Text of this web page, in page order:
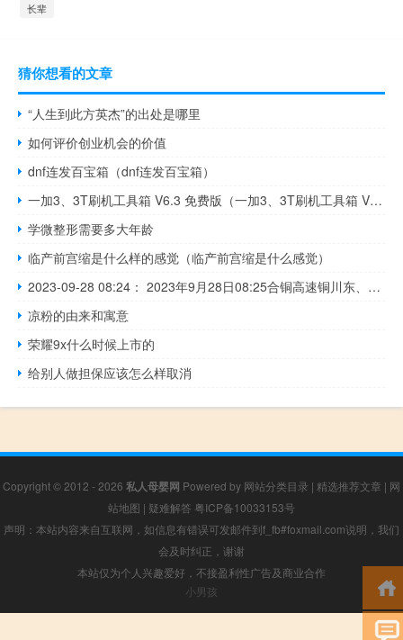
长辈
猜你想看的文章
“人生到此方英杰”的出处是哪里
如何评价创业机会的价值
dnf连发百宝箱（dnf连发百宝箱）
一加3、3T刷机工具箱 V6.3 免费版（一加3、3T刷机工具箱 V6.3 免费版功能简介）
学微整形需要多大年龄
临产前宫缩是什么样的感觉（临产前宫缩是什么感觉）
2023-09-28 08:24： 2023年9月28日08:25合铜高速铜川东、王益经开区收费站入口恢复正常通行。 ​​​
凉粉的由来和寓意
荣耀9x什么时候上市的
给别人做担保应该怎么样取消
Copyright © 2012 - 2026 私人母婴网 Powered by 网站分类目录 | 精选推荐文章 | 网
站地图 | 疑难解答 粤ICP备10033153号
声明：本站内容来自互联网，如信息有错误可发邮件到f_fb#foxmail.com说明，我们
会及时纠正，谢谢
本站仅为个人兴趣爱好，不接盈利性广告及商业合作
小男孩